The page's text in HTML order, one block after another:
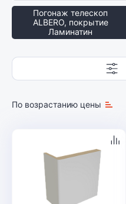
Погонаж телескоп
ALBERO, покрытие
Ламинатин
По возрастанию цены